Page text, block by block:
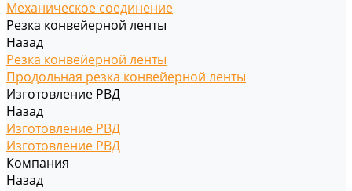
Механическое соединение
Резка конвейерной ленты
Назад
Резка конвейерной ленты
Продольная резка конвейерной ленты
Изготовление РВД
Назад
Изготовление РВД
Изготовление РВД
Компания
Назад